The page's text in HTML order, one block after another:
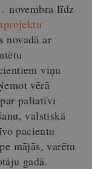
novembra līdz
novadā ar
viņu
vērā
paliatīvi
valstiskā
pacientu
mājās, varētu
gadā.